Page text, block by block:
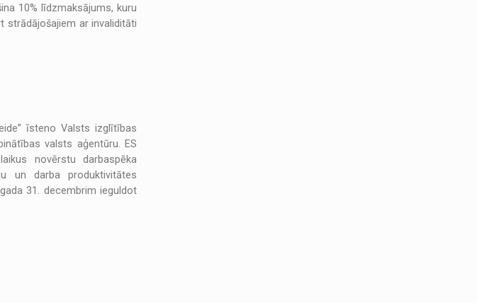
10% līdzmaksājums, kuru
strādājošajiem ar invaliditāti
īsteno Valsts izglītības
valsts aģentūru. ES
novērstu darbaspēka
un darba produktivitātes
31. decembrim ieguldot